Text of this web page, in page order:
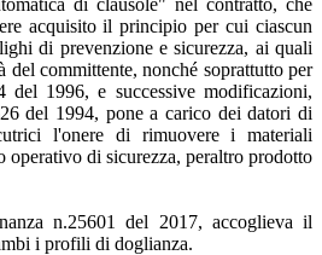
acquisito il principio per cui ciascun
di prevenzione e sicurezza, ai quali
del committente, nonché soprattutto per
1996, e successive modificazioni,
del 1994, pone a carico dei datori di
l'onere di rimuovere i materiali
operativo di sicurezza, peraltro prodotto
n.25601 del 2017, accoglieva il
i profili di doglianza.